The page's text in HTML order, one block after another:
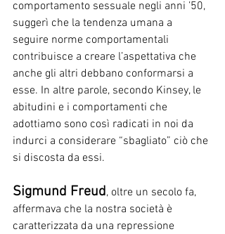
comportamento sessuale negli anni ’50,
suggerì che la tendenza umana a
seguire norme comportamentali
contribuisce a creare l’aspettativa che
anche gli altri debbano conformarsi a
esse. In altre parole, secondo Kinsey, le
abitudini e i comportamenti che
adottiamo sono così radicati in noi da
indurci a considerare “sbagliato” ciò che
si discosta da essi.
Sigmund Freud, oltre un secolo fa,
affermava che la nostra società è
caratterizzata da una repressione